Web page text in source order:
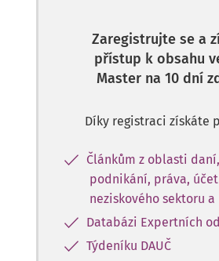
Zaregistrujte se a
přístup k obsahu
Master na 10 dní
Díky registraci získáte
Článkům z oblasti daní,
podnikání, práva,
neziskového sektoru a
Databázi Expertních
Týdeníku DAUČ